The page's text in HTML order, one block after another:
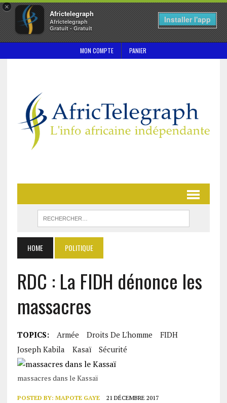
×
Africtelegraph
Africtelegraph
Gratuit - Gratuit
Installer l'app
MON COMPTE PANIER
HOME POLITIQUE
RDC : La FIDH dénonce les
massacres
TOPICS: Armée Droits De L'homme
FIDH
Joseph Kabila
Kasaï Sécurité
massacres dans le Kassaï
POSTED BY: MAPOTE GAYE 21 DÉCEMBRE 2017